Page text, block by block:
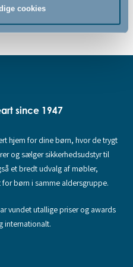
cookies
since 1947
hjem for dine børn, hvor de trygt
og sælger sikkerhedsudstyr til
et bredt udvalg af møbler,
børn i samme aldersgruppe.
vundet utallige priser og awards
internationalt.